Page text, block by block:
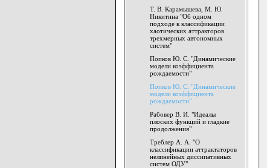
Т. В. Карамышева, М. Ю.
Никитина "Об одном
подходе к классификации
хаотических аттракторов
трехмерных автономных
систем"
Попков Ю. С. "Динамические
модели коэффициента
рождаемости"
Попков Ю. С. "Динамические
модели коэффициента
рождаемости"
Рабовер В. И. "Идеалы
плоских функций и гладкие
продолжения"
Треблер А. А. "О
классификации аттрактаторов
нелинейных диссипативных
систем ОДУ"